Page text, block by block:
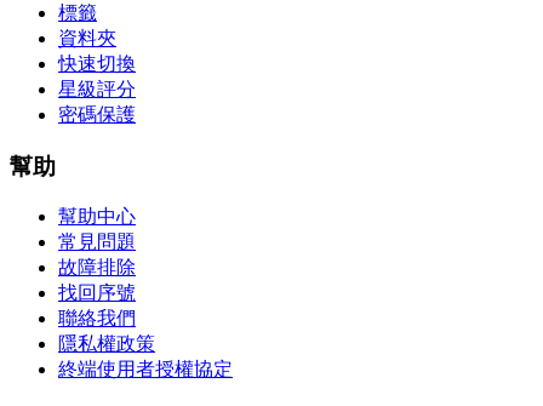
標籤
資料夾
快速切換
星級評分
密碼保護
幫助
幫助中心
常見問題
故障排除
找回序號
聯絡我們
隱私權政策
終端使用者授權協定